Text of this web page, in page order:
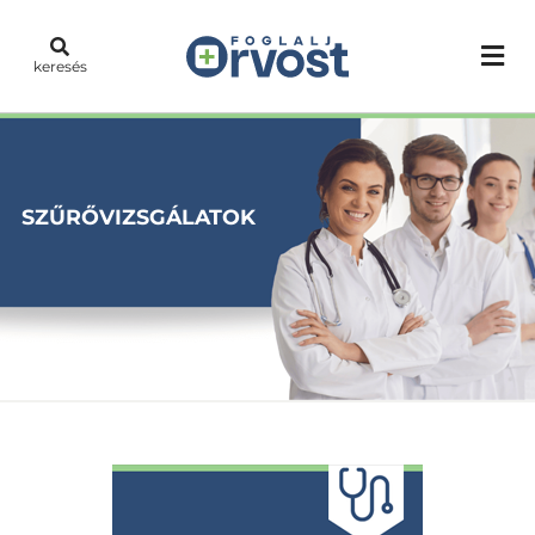
keresés
SZŰRŐVIZSGÁLATOK